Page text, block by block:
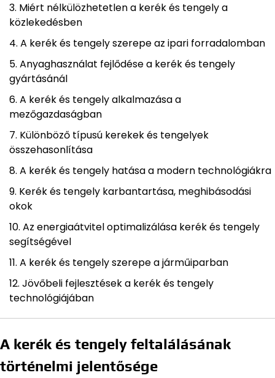
Miért nélkülözhetetlen a kerék és tengely a
közlekedésben
A kerék és tengely szerepe az ipari forradalomban
Anyaghasználat fejlődése a kerék és tengely
gyártásánál
A kerék és tengely alkalmazása a
mezőgazdaságban
Különböző típusú kerekek és tengelyek
összehasonlítása
A kerék és tengely hatása a modern technológiákra
Kerék és tengely karbantartása, meghibásodási
okok
Az energiaátvitel optimalizálása kerék és tengely
segítségével
A kerék és tengely szerepe a járműiparban
Jövőbeli fejlesztések a kerék és tengely
technológiájában
A kerék és tengely feltalálásának
történelmi jelentősége